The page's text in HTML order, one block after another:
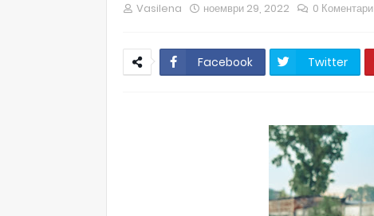
Vasilena ноември 29, 2022 0 Коментари
Facebook Twitter